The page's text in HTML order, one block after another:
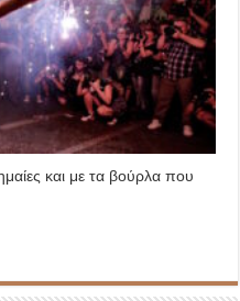
και με τα βούρλα που